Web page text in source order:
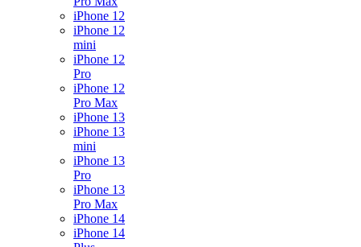
iPhone 12
iPhone 12
mini
iPhone 12
Pro
iPhone 12
Pro Max
iPhone 13
iPhone 13
mini
iPhone 13
Pro
iPhone 13
Pro Max
iPhone 14
iPhone 14